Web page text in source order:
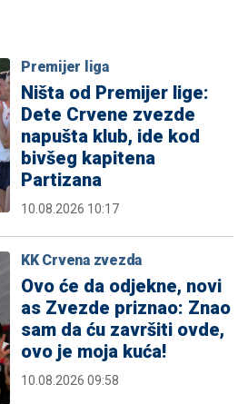
Premijer liga
Ništa od Premijer lige:
Dete Crvene zvezde
napušta klub, ide kod
bivšeg kapitena
Partizana
10.08.2026 10:17
KK Crvena zvezda
Ovo će da odjekne, novi
as Zvezde priznao: Znao
sam da ću završiti ovde,
ovo je moja kuća!
10.08.2026 09:58